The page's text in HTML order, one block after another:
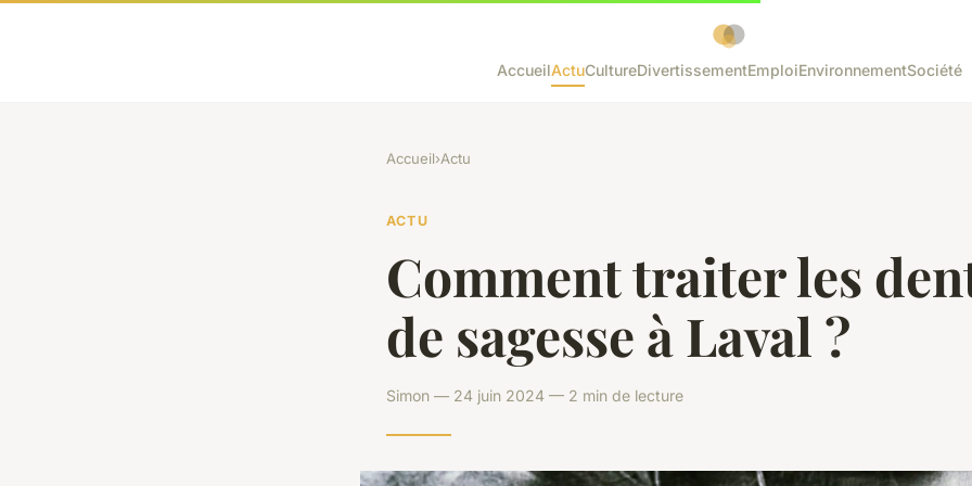
AccueilActuCultureDivertissementEmploiEnvironnementSociété
Accueil›Actu
ACTU
Comment traiter les
de sagesse à Laval ?
Simon — 24 juin 2024 — 2 min de lecture